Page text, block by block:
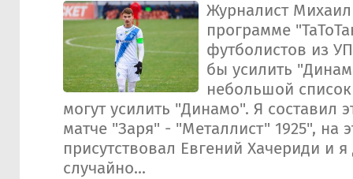
Журналист
программе
футболистов из
бы усилить
небольшой
могут усилить "Динамо". Я составил
матче "Заря" - "Металлист" 1925", на
присутствовал Евгений Хачериди и
случайно...